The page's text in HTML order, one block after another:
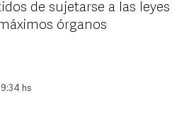
de sujetarse a las leyes
órganos
hs